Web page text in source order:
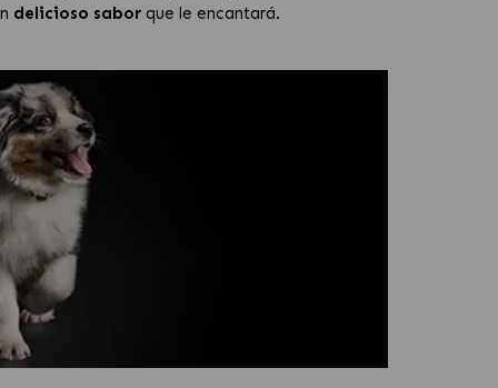
delicioso saborque le encantará.